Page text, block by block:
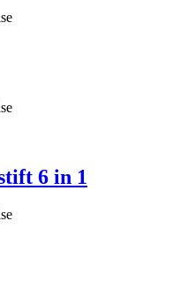
6 in 1